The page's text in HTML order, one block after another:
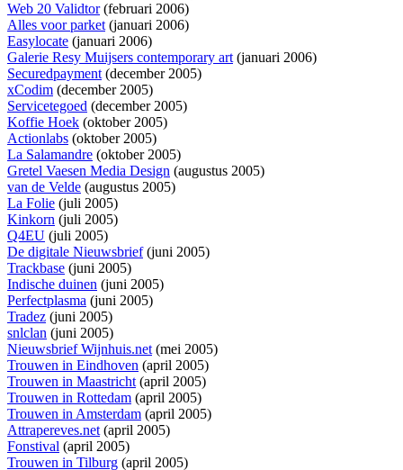
Web 20 Validtor(februari 2006)
Alles voor parket(januari 2006)
Easylocate (januari 2006)
Galerie Resy Muijsers contemporary art(januari 2006)
Securedpayment(december 2005)
xCodim (december 2005)
Servicetegoed (december 2005)
Koffie Hoek (oktober 2005)
Actionlabs (oktober 2005)
La Salamandre (oktober 2005)
Gretel Vaesen Media Design (augustus 2005)
van de Velde (augustus 2005)
La Folie (juli 2005)
Kinkorn (juli 2005)
Q4EU (juli 2005)
De digitale Nieuwsbrief(juni 2005)
Trackbase (juni 2005)
Indische duinen (juni 2005)
Perfectplasma (juni 2005)
Tradez (juni 2005)
snlclan (juni 2005)
Nieuwsbrief Wijnhuis.net(mei 2005)
Trouwen in Eindhoven (april 2005)
Trouwen in Maastricht(april 2005)
Trouwen in Rottedam (april 2005)
Trouwen in Amsterdam (april 2005)
Attrapereves.net(april 2005)
Fonstival (april 2005)
Trouwen in Tilburg (april 2005)